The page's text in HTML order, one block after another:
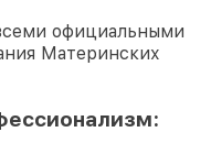
официальными
Материнских